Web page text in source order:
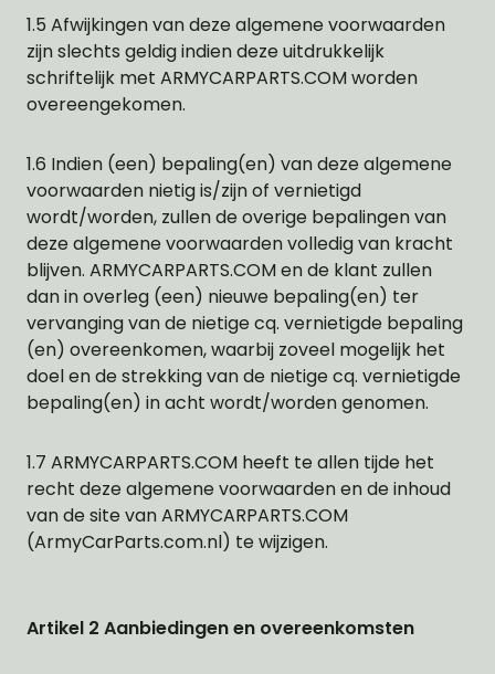
1.5 Afwijkingen van deze algemene voorwaarden
zijn slechts geldig indien deze uitdrukkelijk
schriftelijk met ARMYCARPARTS.COM worden
overeengekomen.
1.6 Indien (een) bepaling(en) van deze algemene
voorwaarden nietig is/zijn of vernietigd
wordt/worden, zullen de overige bepalingen van
deze algemene voorwaarden volledig van kracht
blijven. ARMYCARPARTS.COM en de klant zullen
dan in overleg (een) nieuwe bepaling(en) ter
vervanging van de nietige cq. vernietigde bepaling
(en) overeenkomen, waarbij zoveel mogelijk het
doel en de strekking van de nietige cq. vernietigde
bepaling(en) in acht wordt/worden genomen.
1.7 ARMYCARPARTS.COM heeft te allen tijde het
recht deze algemene voorwaarden en de inhoud
van de site van ARMYCARPARTS.COM
(ArmyCarParts.com.nl) te wijzigen.
Artikel 2 Aanbiedingen en overeenkomsten